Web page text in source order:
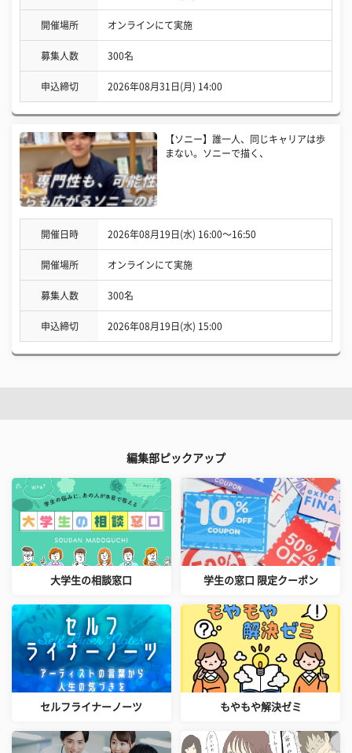
開催場所 オンラインにて実施
募集人数 300名
申込締切 2026年08月31日(月) 14:00
【ソニー】誰一人、同じキャリアは歩
まない。ソニーで描く、
開催日時 2026年08月19日(水) 16:00〜16:50
開催場所 オンラインにて実施
募集人数 300名
申込締切 2026年08月19日(水) 15:00
編集部ピックアップ
大学生の相談窓口 学生の窓口 限定クーポン
セルフライナーノーツ もやもや解決ゼミ